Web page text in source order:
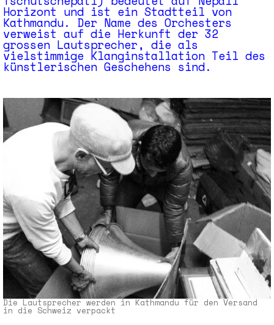
Horizont und ist ein Stadtteil von
Kathmandu. Der Name des Orchesters
verweist auf die Herkunft der 32
grossen Lautsprecher, die als
vielstimmige Klang­installa­tion Teil des
künstlerischen Geschehens sind.
Die Lautsprecher werden in Kathmandu für den Versand
in die Schweiz verpackt